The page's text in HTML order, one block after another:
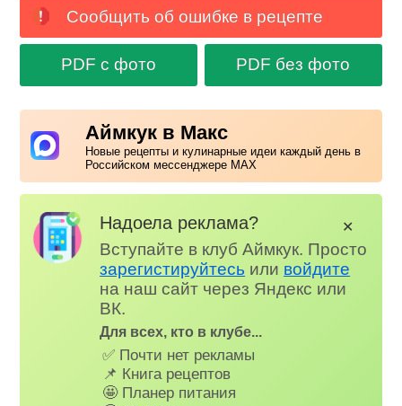
Сообщить об ошибке в рецепте
PDF с фото PDF без фото
Аймкук в Макс
Новые рецепты и кулинарные идеи каждый день в
Российском мессенджере MAX
Надоела реклама?
Вступайте в клуб Аймкук. Просто
зарегистируйтесь или войдите
на наш сайт через Яндекс или
ВК.
Для всех, кто в клубе...
✅ Почти нет рекламы
📌 Книга рецептов
🤩 Планер питания
✕